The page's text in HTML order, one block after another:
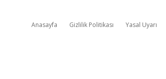
Anasayfa Gizlilik Politikası Yasal Uyarı